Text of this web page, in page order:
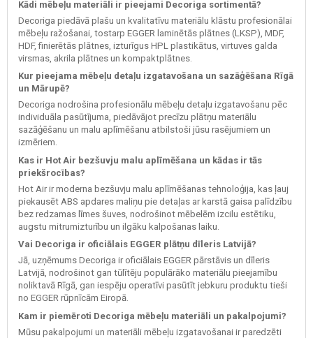
Kādi mēbeļu materiāli ir pieejami Decoriga sortimentā?
Decoriga piedāvā plašu un kvalitatīvu materiālu klāstu profesionālai
mēbeļu ražošanai, tostarp EGGER laminētās plātnes (LKSP), MDF,
HDF, finierētās plātnes, izturīgus HPL plastikātus, virtuves galda
virsmas, akrila plātnes un kompaktplātnes.
Kur pieejama mēbeļu detaļu izgatavošana un sazāģēšana Rīgā
un Mārupē?
Decoriga nodrošina profesionālu mēbeļu detaļu izgatavošanu pēc
individuāla pasūtījuma, piedāvājot precīzu plātņu materiālu
sazāģēšanu un malu aplīmēšanu atbilstoši jūsu rasējumiem un
izmēriem.
Kas ir Hot Air bezšuvju malu aplīmēšana un kādas ir tās
priekšrocības?
Hot Air ir moderna bezšuvju malu aplīmēšanas tehnoloģija, kas ļauj
piekausēt ABS apdares maliņu pie detaļas ar karstā gaisa palīdzību
bez redzamas līmes šuves, nodrošinot mēbelēm izcilu estētiku,
augstu mitrumizturību un ilgāku kalpošanas laiku.
Vai Decoriga ir oficiālais EGGER plātņu dīleris Latvijā?
Jā, uzņēmums Decoriga ir oficiālais EGGER pārstāvis un dīleris
Latvijā, nodrošinot gan tūlītēju populārāko materiālu pieejamību
noliktavā Rīgā, gan iespēju operatīvi pasūtīt jebkuru produktu tieši
no EGGER rūpnīcām Eiropā.
Kam ir piemēroti Decoriga mēbeļu materiāli un pakalpojumi?
Mūsu pakalpojumi un materiāli mēbeļu izgatavošanai ir paredzēti